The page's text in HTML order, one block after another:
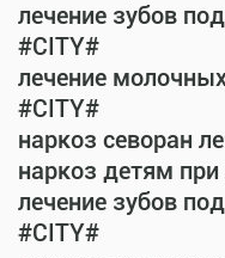
лечение зубов
#CITY#
лечение
#CITY#
наркоз севоран
наркоз детям
лечение зубов
#CITY#